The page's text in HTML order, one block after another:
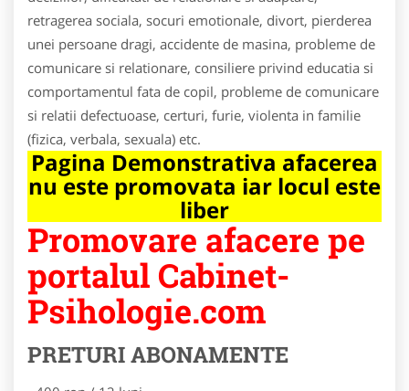
retragerea sociala, socuri emotionale, divort, pierderea
unei persoane dragi, accidente de masina, probleme de
comunicare si relationare, consiliere privind educatia si
comportamentul fata de copil, probleme de comunicare
si relatii defectuoase, certuri, furie, violenta in familie
(fizica, verbala, sexuala) etc.
Pagina Demonstrativa afacerea
nu este promovata iar locul este
liber
Promovare afacere pe
portalul Cabinet-
Psihologie.com
PRETURI ABONAMENTE